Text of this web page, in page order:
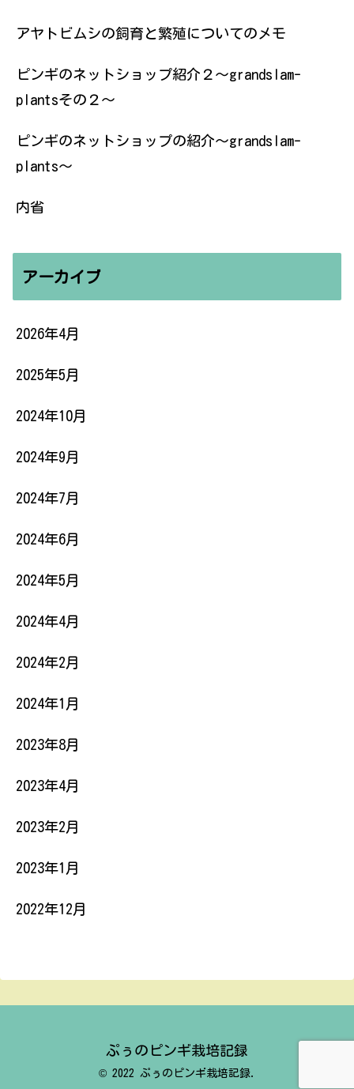
アヤトビムシの飼育と繁殖についてのメモ
ピンギのネットショップ紹介２〜grandslam-
plantsその２〜
ピンギのネットショップの紹介〜grandslam-
plants〜
内省
アーカイブ
2026年4月
2025年5月
2024年10月
2024年9月
2024年7月
2024年6月
2024年5月
2024年4月
2024年2月
2024年1月
2023年8月
2023年4月
2023年2月
2023年1月
2022年12月
ぷぅのピンギ栽培記録
© 2022 ぷぅのピンギ栽培記録.